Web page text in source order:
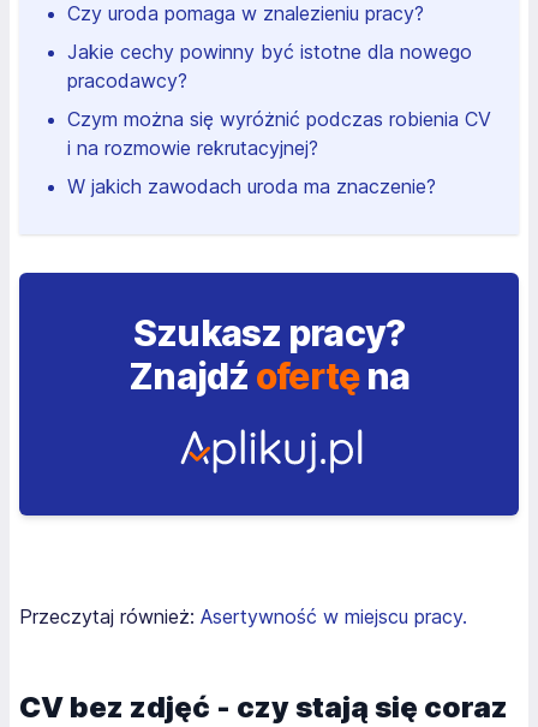
Czy uroda pomaga w znalezieniu pracy?
Jakie cechy powinny być istotne dla nowego
pracodawcy?
Czym można się wyróżnić podczas robienia CV
i na rozmowie rekrutacyjnej?
W jakich zawodach uroda ma znaczenie?
Szukasz pracy?
Znajdź ofertęna
Przeczytaj również: Asertywność w miejscu pracy.
CV bez zdjęć - czy stają się coraz